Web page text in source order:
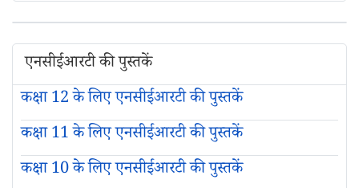
एनसीईआरटी की पुस्तकें
कक्षा 12 के लिए एनसीईआरटी की पुस्तकें
कक्षा 11 के लिए एनसीईआरटी की पुस्तकें
कक्षा 10 के लिए एनसीईआरटी की पुस्तकें